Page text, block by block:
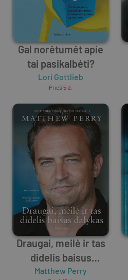
Gal norėtumėt apie
tai pasikalbėti?
Lori Gottlieb
Prieš 5 d.
Draugai, meilė ir tas
didelis baisus
dalykas
Matthew Perry